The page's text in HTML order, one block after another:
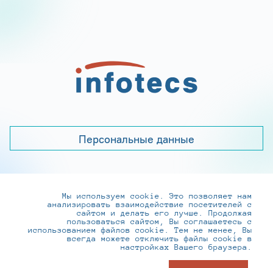
Персональные данные
+7 (495) 737-6192, 8-800-250-0-260
practice@infotecs.ru,hr@infotecs.ru
127273, г. Москва, Отрадная ул., 2Б строение 1
Мы используем cookie. Это позволяет нам
анализировать взаимодействие посетителей с
сайтом и делать его лучше. Продолжая
пользоваться сайтом, Вы соглашаетесь с
использованием файлов cookie. Тем не менее, Вы
всегда можете отключить файлы cookie в
настройках Вашего браузера.